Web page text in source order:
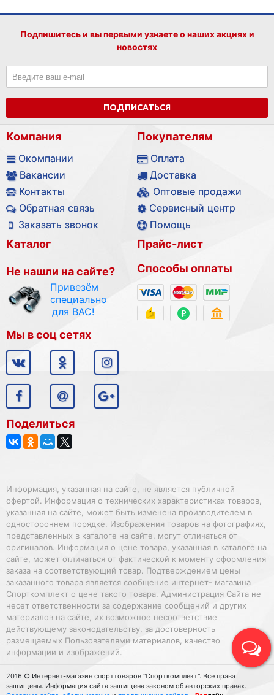
Подпишитесь и вы первыми узнаете о наших акциях и
новостях
ПОДПИСАТЬСЯ
Компания
Окомпании
Вакансии
Контакты
Обратная связь
Заказать звонок
Покупателям
Оплата
Доставка
Оптовые продажи
Сервисный центр
Помощь
Каталог
Не нашли на сайте?
Привезём
специально
для ВАС!
Прайс-лист
Способы оплаты
Мы в соц сетях
Поделиться
Информация, указанная на сайте, не является публичной
офертой. Информация о технических характеристиках товаров,
указанная на сайте, может быть изменена производителем в
одностороннем порядке. Изображения товаров на фотографиях,
представленных в каталоге на сайте, могут отличаться от
оригиналов. Информация о цене товара, указанная в каталоге на
сайте, может отличаться от фактической к моменту оформления
заказа на соответствующий товар. Подтверждением цены
заказанного товара является сообщение интернет- магазина
Спорткомплект о цене такого товара. Администрация Сайта не
несет ответственности за содержание сообщений и других
материалов на сайте, их возможное несоответствие
действующему законодательству, за достоверность
размещаемых Пользователями материалов, качество
информации и изображений.
2016 © Интернет-магазин спорттоваров "Спорткомплект". Все права
защищены. Информация сайта защищена законом об авторских правах.